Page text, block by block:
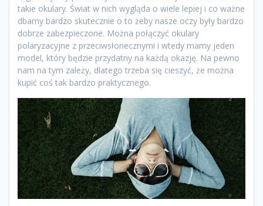
takie okulary. Świat w nich wygląda o wiele lepiej i co ważne
dbamy bardzo skutecznie o to żeby nasze oczy były bardzo
dobrze zabezpieczone. Można połączyć okulary
polaryzacyjne z przeciwsłonecznymi i wtedy mamy jeden
model, który będzie przydatny na każdą okazję. Na pewno
nam na tym zależy, dlatego trzeba się cieszyć, że można
kupić coś tak bardzo praktycznego.